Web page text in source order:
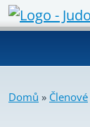
Domů » Členové